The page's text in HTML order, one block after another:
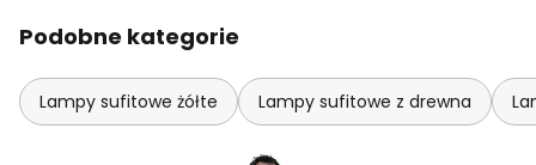
Podobne kategorie
Lampy sufitowe żółte Lampy sufitowe z drewna